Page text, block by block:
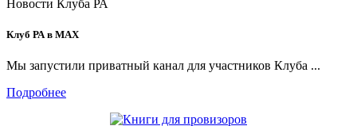
Новости Клуба РА
Клуб РА в MAX
Мы запустили приватный канал для участников Клуба ...
Подробнее